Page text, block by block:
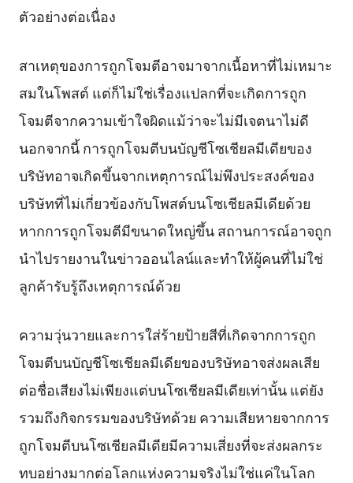
ตัวอย่างต่อเนื่อง
สาเหตุของการถูกโจมตีอาจมาจากเนื้อหาที่ไม่เหมาะ
สมในโพสต์ แต่ก็ไม่ใช่เรื่องแปลกที่จะเกิดการถูก
โจมตีจากความเข้าใจผิดแม้ว่าจะไม่มีเจตนาไม่ดี
นอกจากนี้ การถูกโจมตีบนบัญชีโซเชียลมีเดียของ
บริษัทอาจเกิดขึ้นจากเหตุการณ์ไม่พึงประสงค์ของ
บริษัทที่ไม่เกี่ยวข้องกับโพสต์บนโซเชียลมีเดียด้วย
หากการถูกโจมตีมีขนาดใหญ่ขึ้น สถานการณ์อาจถูก
นำไปรายงานในข่าวออนไลน์และทำให้ผู้คนที่ไม่ใช่
ลูกค้ารับรู้ถึงเหตุการณ์ด้วย
ความวุ่นวายและการใส่ร้ายป้ายสีที่เกิดจากการถูก
โจมตีบนบัญชีโซเชียลมีเดียของบริษัทอาจส่งผลเสีย
ต่อชื่อเสียงไม่เพียงแต่บนโซเชียลมีเดียเท่านั้น แต่ยัง
รวมถึงกิจกรรมของบริษัทด้วย ความเสียหายจากการ
ถูกโจมตีบนโซเชียลมีเดียมีความเสี่ยงที่จะส่งผลกระ
ทบอย่างมากต่อโลกแห่งความจริงไม่ใช่แค่ในโลก